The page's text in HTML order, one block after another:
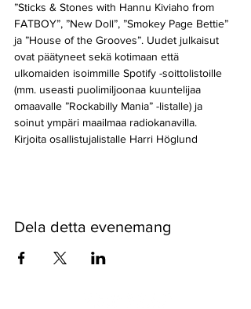
”Sticks & Stones with Hannu Kiviaho from
FATBOY”, ”New Doll”, ”Smokey Page Bettie”
ja ”House of the Grooves”. Uudet julkaisut
ovat päätyneet sekä kotimaan että
ulkomaiden isoimmille Spotify -soittolistoille
(mm. useasti puolimiljoonaa kuuntelijaa
omaavalle ”Rockabilly Mania” -listalle) ja
soinut ympäri maailmaa radiokanavilla.
Kirjoita osallistujalistalle Harri Höglund
Dela detta evenemang